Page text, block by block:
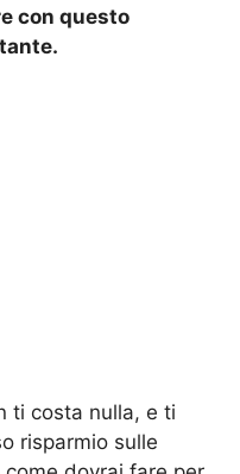
con questo
ti costa nulla, e ti
risparmio sulle